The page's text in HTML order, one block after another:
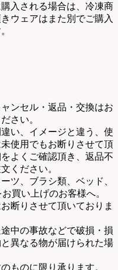
入される場合は、冷凍商
ウェアはまた別でご購入
ンセル・返品・交換はお
さい。
い、イメージと違う、使
使用でもお断りさせて頂
よくご確認頂き、返品不
ください。
ツ、ブラシ類、ベッド、
買い上げのお客様へ。
断りさせて頂いておりま
中の事故などで破損・損
異なる物が届けられた場
ものに限り承ります。